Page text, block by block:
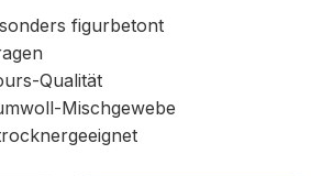
figurbetont
Qualität
Mischgewebe